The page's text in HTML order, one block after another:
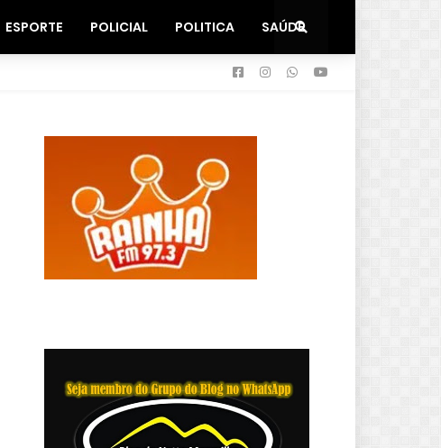
ESPORTE POLICIAL POLITICA SAÚDE